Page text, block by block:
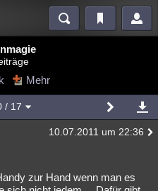
Videos
Mystery Kriminalfälle
Mehr
/ 17
10.07.2011 um 22:36
zur Hand wenn man es